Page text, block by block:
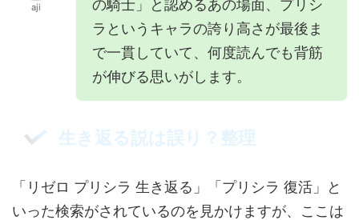
aji
の騎士」と認めるあの場面、プリシ
ラというキャラの誇り高さが最後ま
で一貫していて、何度読んでも背筋
が伸びる思いがします。
生き返る説は誤り？整理
「リゼロ プリシラ 生き返る」「プリシラ 復活」と
いった検索がされているのを見かけますが、ここは